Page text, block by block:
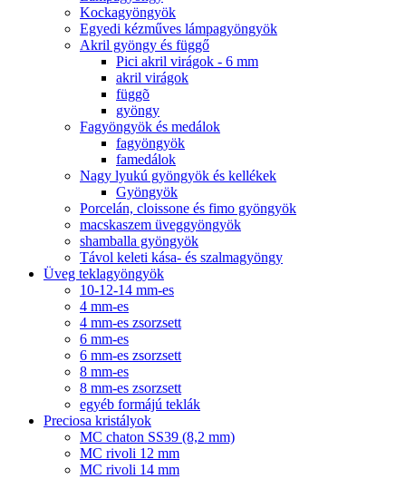
Kockagyöngyök
Egyedi kézműves lámpagyöngyök
Akril gyöngy és függő
Pici akril virágok - 6 mm
akril virágok
függõ
gyöngy
Fagyöngyök és medálok
fagyöngyök
famedálok
Nagy lyukú gyöngyök és kellékek
Gyöngyök
Porcelán, cloissone és fimo gyöngyök
macskaszem üveggyöngyök
shamballa gyöngyök
Távol keleti kása- és szalmagyöngy
Üveg teklagyöngyök
10-12-14 mm-es
4 mm-es
4 mm-es zsorzsett
6 mm-es
6 mm-es zsorzsett
8 mm-es
8 mm-es zsorzsett
egyéb formájú teklák
Preciosa kristályok
MC chaton SS39 (8,2 mm)
MC rivoli 12 mm
MC rivoli 14 mm